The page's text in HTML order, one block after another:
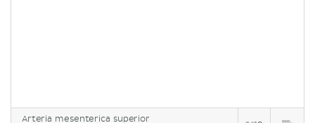
Arteria mesenterica superior